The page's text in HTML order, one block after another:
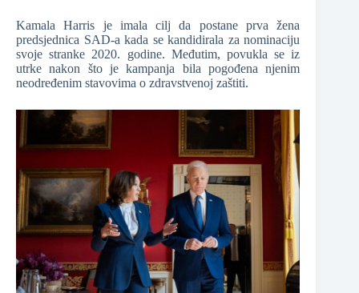
Kamala Harris je imala cilj da postane prva žena
predsjednica SAD-a kada se kandidirala za nominaciju
svoje stranke 2020. godine. Međutim, povukla se iz
utrke nakon što je kampanja bila pogođena njenim
neodređenim stavovima o zdravstvenoj zaštiti.